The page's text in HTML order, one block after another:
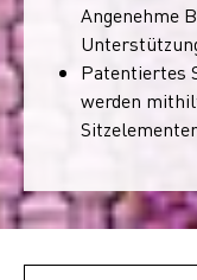
Angenehme
Patentiertes
werden